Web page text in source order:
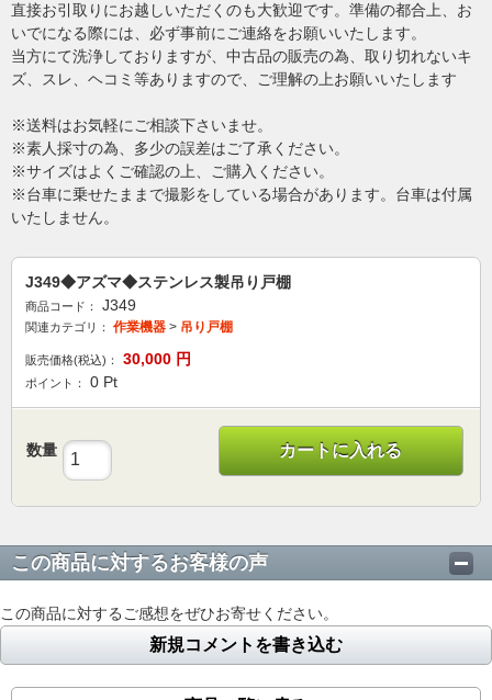
直接お引取りにお越しいただくのも大歓迎です。準備の都合上、お
いでになる際には、必ず事前にご連絡をお願いいたします。
当方にて洗浄しておりますが、中古品の販売の為、取り切れないキ
ズ、スレ、ヘコミ等ありますので、ご理解の上お願いいたします
※送料はお気軽にご相談下さいませ。
※素人採寸の為、多少の誤差はご了承ください。
※サイズはよくご確認の上、ご購入ください。
※台車に乗せたままで撮影をしている場合があります。台車は付属
いたしません。
J349◆アズマ◆ステンレス製吊り戸棚
商品コード： J349
関連カテゴリ： 作業機器 > 吊り戸棚
販売価格(税込)： 30,000 円
ポイント： 0 Pt
数量 カートに入れる
この商品に対するお客様の声
この商品に対するご感想をぜひお寄せください。
新規コメントを書き込む